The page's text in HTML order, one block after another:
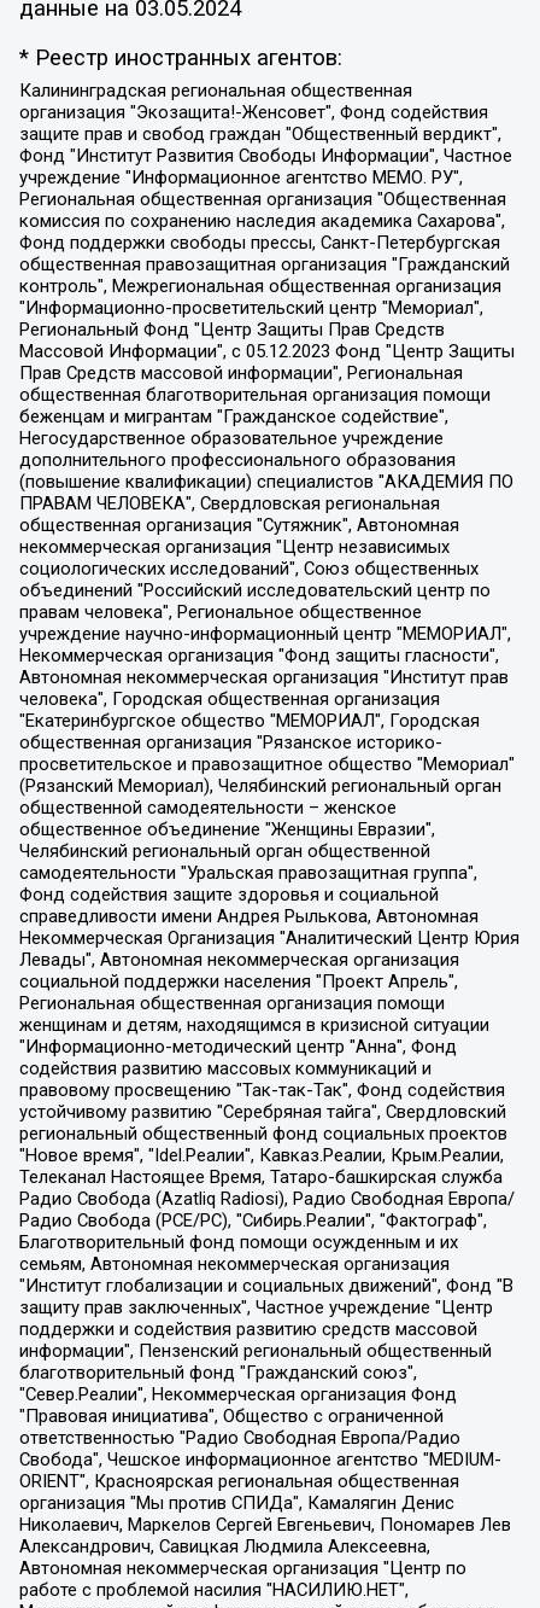
данные на 03.05.2024
* Реестр иностранных агентов:
Калининградская региональная общественная организация "Экозащита!-Женсовет", Фонд содействия защите прав и свобод граждан "Общественный вердикт", Фонд "Институт Развития Свободы Информации", Частное учреждение "Информационное агентство МЕМО. РУ", Региональная общественная организация "Общественная комиссия по сохранению наследия академика Сахарова", Фонд поддержки свободы прессы, Санкт-Петербургская общественная правозащитная организация "Гражданский контроль", Межрегиональная общественная организация "Информационно-просветительский центр "Мемориал", Региональный Фонд "Центр Защиты Прав Средств Массовой Информации", с 05.12.2023 Фонд "Центр Защиты Прав Средств массовой информации", Региональная общественная благотворительная организация помощи беженцам и мигрантам "Гражданское содействие", Негосударственное образовательное учреждение дополнительного профессионального образования (повышение квалификации) специалистов "АКАДЕМИЯ ПО ПРАВАМ ЧЕЛОВЕКА", Свердловская региональная общественная организация "Сутяжник", Автономная некоммерческая организация "Центр независимых социологических исследований", Союз общественных объединений "Российский исследовательский центр по правам человека", Региональное общественное учреждение научно-информационный центр "МЕМОРИАЛ", Некоммерческая организация "Фонд защиты гласности", Автономная некоммерческая организация "Институт прав человека", Городская общественная организация "Екатеринбургское общество "МЕМОРИАЛ", Городская общественная организация "Рязанское историко-просветительское и правозащитное общество "Мемориал" (Рязанский Мемориал), Челябинский региональный орган общественной самодеятельности – женское общественное объединение "Женщины Евразии", Челябинский региональный орган общественной самодеятельности "Уральская правозащитная группа", Фонд содействия защите здоровья и социальной справедливости имени Андрея Рылькова, Автономная Некоммерческая Организация "Аналитический Центр Юрия Левады", Автономная некоммерческая организация социальной поддержки населения "Проект Апрель", Региональная общественная организация помощи женщинам и детям, находящимся в кризисной ситуации "Информационно-методический центр "Анна", Фонд содействия развитию массовых коммуникаций и правовому просвещению "Так-так-Так", Фонд содействия устойчивому развитию "Серебряная тайга", Свердловский региональный общественный фонд социальных проектов "Новое время", "Idel.Реалии", Кавказ.Реалии, Крым.Реалии, Телеканал Настоящее Время, Татаро-башкирская служба Радио Свобода (Azatliq Radiosi), Радио Свободная Европа/Радио Свобода (PCE/PC), "Сибирь.Реалии", "Фактограф", Благотворительный фонд помощи осужденным и их семьям, Автономная некоммерческая организация "Институт глобализации и социальных движений", Фонд "В защиту прав заключенных", Частное учреждение "Центр поддержки и содействия развитию средств массовой информации", Пензенский региональный общественный благотворительный фонд "Гражданский союз", "Север.Реалии", Некоммерческая организация Фонд "Правовая инициатива", Общество с ограниченной ответственностью "Радио Свободная Европа/Радио Свобода", Чешское информационное агентство "MEDIUM-ORIENT", Красноярская региональная общественная организация "Мы против СПИДа", Камалягин Денис Николаевич, Маркелов Сергей Евгеньевич, Пономарев Лев Александрович, Савицкая Людмила Алексеевна, Автономная некоммерческая организация "Центр по работе с проблемой насилия "НАСИЛИЮ.НЕТ", Межрегиональный профессиональный союз работников здравоохранения "Альянс врачей", Юридическое лицо, зарегистрированное в Латвийской Республике, SIA "Medusa Project" (регистрационный номер 40103797863, дата регистрации 10.06.2014), Некоммерческая организация "Фонд по борьбе с коррупцией", Автономная некоммерческая организация "Институт права и публичной политики", Баданин Роман Сергеевич, Гликин Максим Александрович, Железнова Мария Михайловна, Лукьянова Юлия Сергеевна, Маетная Елизавета Витальевна, Маняхин Петр Борисович, Чуракова Ольга Владимировна, Ярош Юлия Петровна, Юридическое лицо "The Insider SIA", зарегистрированное в Риге, Латвийская Республика (дата регистрации 26.06.2015), являющееся администратором доменного имени интернет-издания "The Insider SIA", https://theins.ru, Постернак Алексей Евгеньевич, Рубин Михаил Аркадьевич, Анин Роман Александрович, Юридическое лицо Istories fonds, зарегистрированное в Латвийской Республике (регистрационный номер 50008295751, дата регистрации 24.02.2020), Великовский Дмитрий Александрович, Долинина Ирина Николаевна, Мароховская Алеся Алексеевна, Шлейнов Роман Юрьевич, Шмагун Олеся Валентиновна, Общество с ограниченной ответственностью "Альтаир 2021", Общество с ограниченной ответственностью "Вега 2021", Общество с ограниченной ответственностью "Главный редактор 2021", Общество с ограниченной ответственностью "Ромашки монолит", Важенков Артем Валерьевич, Ивановская областная общественная организация "Центр гендерных исследований", Гурман Юрий Альбертович, Медиапроект "ОВД-Инфо", Егоров Владимир Владимирович, Жилинский Владимир Александрович, Общество с ограниченной ответственностью "ЗП", Иванова София Юрьевна, Карезина Инна Павловна, Кильтау Екатерина Викторовна, Петров Алексей Викторович, Пискунов Сергей Евгеньевич, Смирнов Сергей Сергеевич, Тихонов Михаил Сергеевич, Общество с ограниченной ответственностью "ЖУРНАЛИСТ-ИНОСТРАННЫЙ АГЕНТ", Арапова Галина Юрьевна, Вольтская Татьяна Анатольевна, Американская компания "Mason G.E.S. Anonymous Foundation" (США), являющаяся владельцем интернет-издания https://mnews.world/, Компания "Stichting Bellingcat", зарегистрированная в Нидерландах (дата регистрации 11.07.2018), Захаров Андрей Вячеславович, Клепиковская Екатерина Дмитриевна, Общество с ограниченной ответственностью "МЕМО", Перл Роман Александрович, Симонов Евгений Алексеевич, Соловьева Елена Анатольевна, Сотников Даниил Владимирович, Сурначева Елизавета Дмитриевна, Автономная некоммерческая организация по защите прав человека и информированию населения "Якутия – Наше Мнение", Общество с ограниченной ответственностью "Москоу диджитал медиа", с 26.01.2023 Общество с ограниченной ответственностью "Чайка Белые сады", Ветошкина Валерия Валерьевна, Заговора Максим Александрович, Межрегиональное общественное движение "Российская ЛГБТ - сеть", Оленичев Максим Владимирович, Павлов Иван Юрьевич, Скворцова Елена Сергеевна, Общество с ограниченной ответственностью "Как бы инагент", Кочетков Игорь Викторович, Общество с ограниченной ответственностью "Честные выборы", Еланчик Олег Александрович, Общество с ограниченной ответственностью "Нобелевский призыв", Гималова Регина Эмилевна, Григорьев Андрей Валерьевич, Григорьева Алина Александровна, Ассоциация по содействию защите прав призывников, альтернативнослужащих и военнослужащих "Правозащитная группа "Гражданин.Армия.Право", Хисамова Регина Фаритовна, Автономная некоммерческая организация по реализации социально-правовых программ "Лилит", Дальневосточное общественное движение "Маяк", Санкт-Петербургская ЛГБТ-инициативная группа "Выход", Инициативная группа ЛГБТ+ "Реверс", Алексеев Андрей Викторович, Бекбулатова Таисия Львовна, Беляев Иван Михайлович, Владыкина Елена Сергеевна, Гельман Марат Александрович, Никульшина Вероника Юрьевна, Толоконникова Надежда Андреевна, Шендерович Виктор Анатольевич, Общество с ограниченной ответственностью "Данное сообщение", Общество с ограниченной ответственностью Издательский дом "Новая глава", Айнбиндер Александра Александровна, Московский комьюнити-центр для ЛГБТ+инициатив, Благотворительный фонд развития филантропии, Deutsche Welle (Германия, Kurt-Schumacher-Strasse 3, 53113 Bonn), Борзунова Мария Михайловна, Воробьев Виктор Викторович, Голубева Анна Львовна, Константинова Алла Михайловна, Малкова Ирина Владимировна, Мурадов Мурад Абдулгалимович, Осетинская Елизавета Николаевна, Понасенков Евгений Николаевич, Ганапольский Матвей Юрьевич, Киселев Евгений Алексеевич, Борухович Ирина Григорьевна, Дремин Иван Тимофеевич, Дубровский Дмитрий Викторович, Красноярская региональная общественная организация поддержки и развития альтернативных образовательных технологий и межкультурных коммуникаций "ИНТЕРРА", Маяковская Екатерина Алексеевна, Фейгин Марк Захарович, Филимонов Андрей Викторович, Дзугкоева Регина Николаевна, Доброхотов Роман Александрович, Дудь Юрий Александрович, Елкин Сергей Владимирович, Кругликов Кирилл Игоревич, Сабунаева Мария Леонидовна, Семенов Алексей Владимирович, Шаинян Карен Багратович, Шульман Екатерина Михайловна, Асафьев Артур Валерьевич, Вахштайн Виктор Семенович, Венедиктов Алексей Алексеевич, Лушникова Екатерина Евгеньевна, Волков Леонид Михайлович, Невзоров Александр Глебович, Пархоменко Сергей Борисович, Сироткин Ярослав Николаевич, Кара-Мурза Владимир Владимирович, Баранова Наталья Владимировна, Гозман Леонид Яковлевич, Кагарлицкий Борис Юльевич, Климарев Михаил Валерьевич, Милов Владимир Станиславович, Автономная некоммерческая организация Краснодарский центр современного искусства "Типография", Моргенштерн Алишер Тагирович, Соболь Любовь Эдуардовна, Общество с ограниченной ответственностью "ЛИЗА НОРМ", Каспаров Гарри Кимович, Ходорковский Михаил Борисович, Общество с ограниченной ответственностью "Апрельские тезисы", Данилович Ирина Брониславовна, Кашин Олег Владимирович, Петров Николай Владимирович, Пивоваров Алексей Владимирович, Соколов Михаил Владимирович, Цветкова Юлия Владимировна, Чичваркин Евгений Александрович, Комитет против пыток/Команда против пыток, Общество с ограниченной ответственностью "Первый научный", Общество с ограниченной ответственностью "Вертолет и ко", Белоцерковская Вероника Борисовна, Кац Максим Евгеньевич, Лазарева Татьяна Юрьевна, Шаведдинов Руслан Табризович, Яшин Илья Валерьевич, Общество с ограниченной ответственностью "Иноагент ААВ", Алешковский Дмитрий Петрович, Альбац Евгения Марковна, Быков Дмитрий Львович, Галямина Юлия Евгеньевна, Лойко Сергей Леонидович, Мартынов Кирилл Константинович, Медведев Сергей Александрович, Крашенинников Федор Геннадиевич, Гордеева Катерина Вл